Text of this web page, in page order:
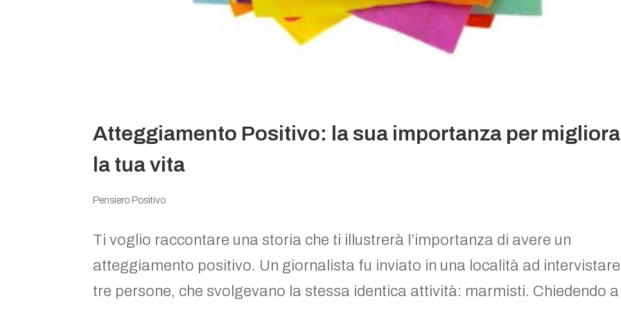
Atteggiamento Positivo: la sua importanza per
la tua vita
Pensiero Positivo
Ti voglio raccontare una storia che ti illustrerà l’importanza di avere un
atteggiamento positivo. Un giornalista fu inviato in una località ad intervistare
tre persone, che svolgevano la stessa identica attività: marmisti. Chiedendo a